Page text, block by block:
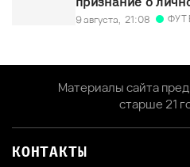
9 августа, 21:08
Материалы сайта
старше 21
КОНТАКТЫ